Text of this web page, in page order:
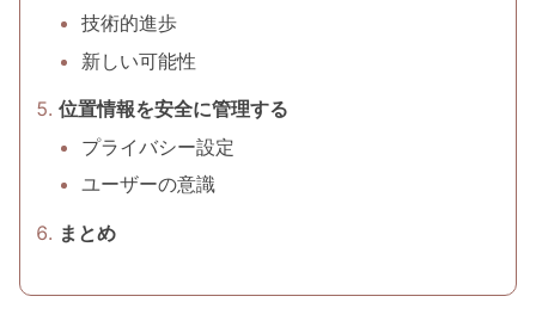
技術的進歩
新しい可能性
位置情報を安全に管理する
プライバシー設定
ユーザーの意識
まとめ